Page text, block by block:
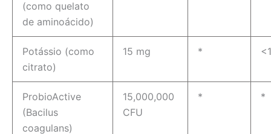
(como quelato
de aminoácido)
Potássio (como
citrato)
15 mg *
ProbioActive
(Bacilus
coagulans)
15,000,000
CFU
* *